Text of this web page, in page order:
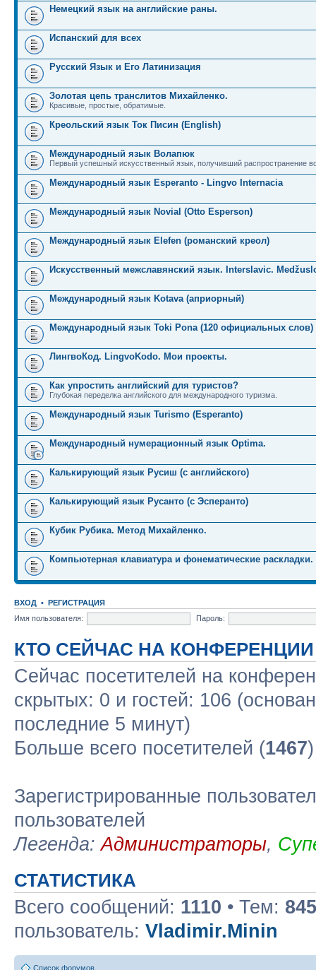
Немецкий язык на английские раны.
Испанский для всех
Русский Язык и Его Латинизация
Золотая цепь транслитов Михайленко.
Красивые, простые, обратимые.
Креольский язык Ток Писин (English)
Международный язык Волапюк
Первый успешный искусственный язык, получивший распространение
Международный язык Esperanto - Lingvo Internacia
Международный язык Novial (Otto Esperson)
Международный язык Elefen (романский креол)
Искусственный межславянский язык. Interslavic.
Международный язык Kotava (априорный)
Международный язык Toki Pona (120 официальных слов)
ЛингвоКод. LingvoKodo. Мои проекты.
Как упростить английский для туристов?
Глубокая переделка английского для международного туризма.
Международный язык Turismo (Esperanto)
Международный нумерационный язык Optima.
Калькирующий язык Русиш (с английского)
Калькирующий язык Русанто (с Эсперанто)
Кубик Рубика. Метод Михайленко.
Компьютерная клавиатура и фонематические раскладки.
ВХОД • РЕГИСТРАЦИЯ
Имя пользователя:
Пароль:
КТО СЕЙЧАС НА КОНФЕРЕНЦИИ
Сейчас посетителей на
скрытых: 0 и гостей: 106
последние 5 минут)
Больше всего посетителей (1467
Зарегистрированные
пользователей
Легенда:Администраторы,
СТАТИСТИКА
Всего сообщений: 1110 • Тем: 845
пользователь: Vladimir.Minin
Список форумов